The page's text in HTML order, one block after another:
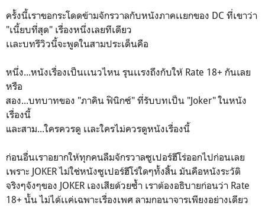
ครั้งนี้เราขอกระโดดข้ามจักรวาลกับหนังภาคเเยกของ DC ที่เขาว่า
"เนี้ยบที่สุด" เรื่องหนึ่งเลยทีเดียว
เเละบทรีวิวนี้จะพูดในสามประเด็นคือ
หนึ่ง...หนังเรื่องเป็นเเนวไหน รุนเเรงถึงกับให้ Rate 18+ กันเลย
หรือ
สอง...บทบาทของ "ภาคิน ฟินิกซ์" ที่รับบทเป็น "Joker" ในหนัง
เรื่องนี้
และสาม...ใครควรดู เเละใครไม่ควรดูหนังเรื่องนี้
ก่อนอื่นเราอยากให้ทุกคนลืมจักรวาลซูเปอร์ฮีโร่ออกไปก่อนเลย
เพราะ JOKER ไม่ใช่หนังซูเปอร์ฮีโร่ใดๆทั้งสิ้น มันคือหนังระวัติ
จริงๆจังๆของ JOKER เองเสียด้วยซ้ำ เราต้องอธิบายก่อนว่า Rate
18+ นั้น ไม่ได้เเค่เฉพาะเรื่องเพศ ลามกอนาจารเพียงอย่างเดียว